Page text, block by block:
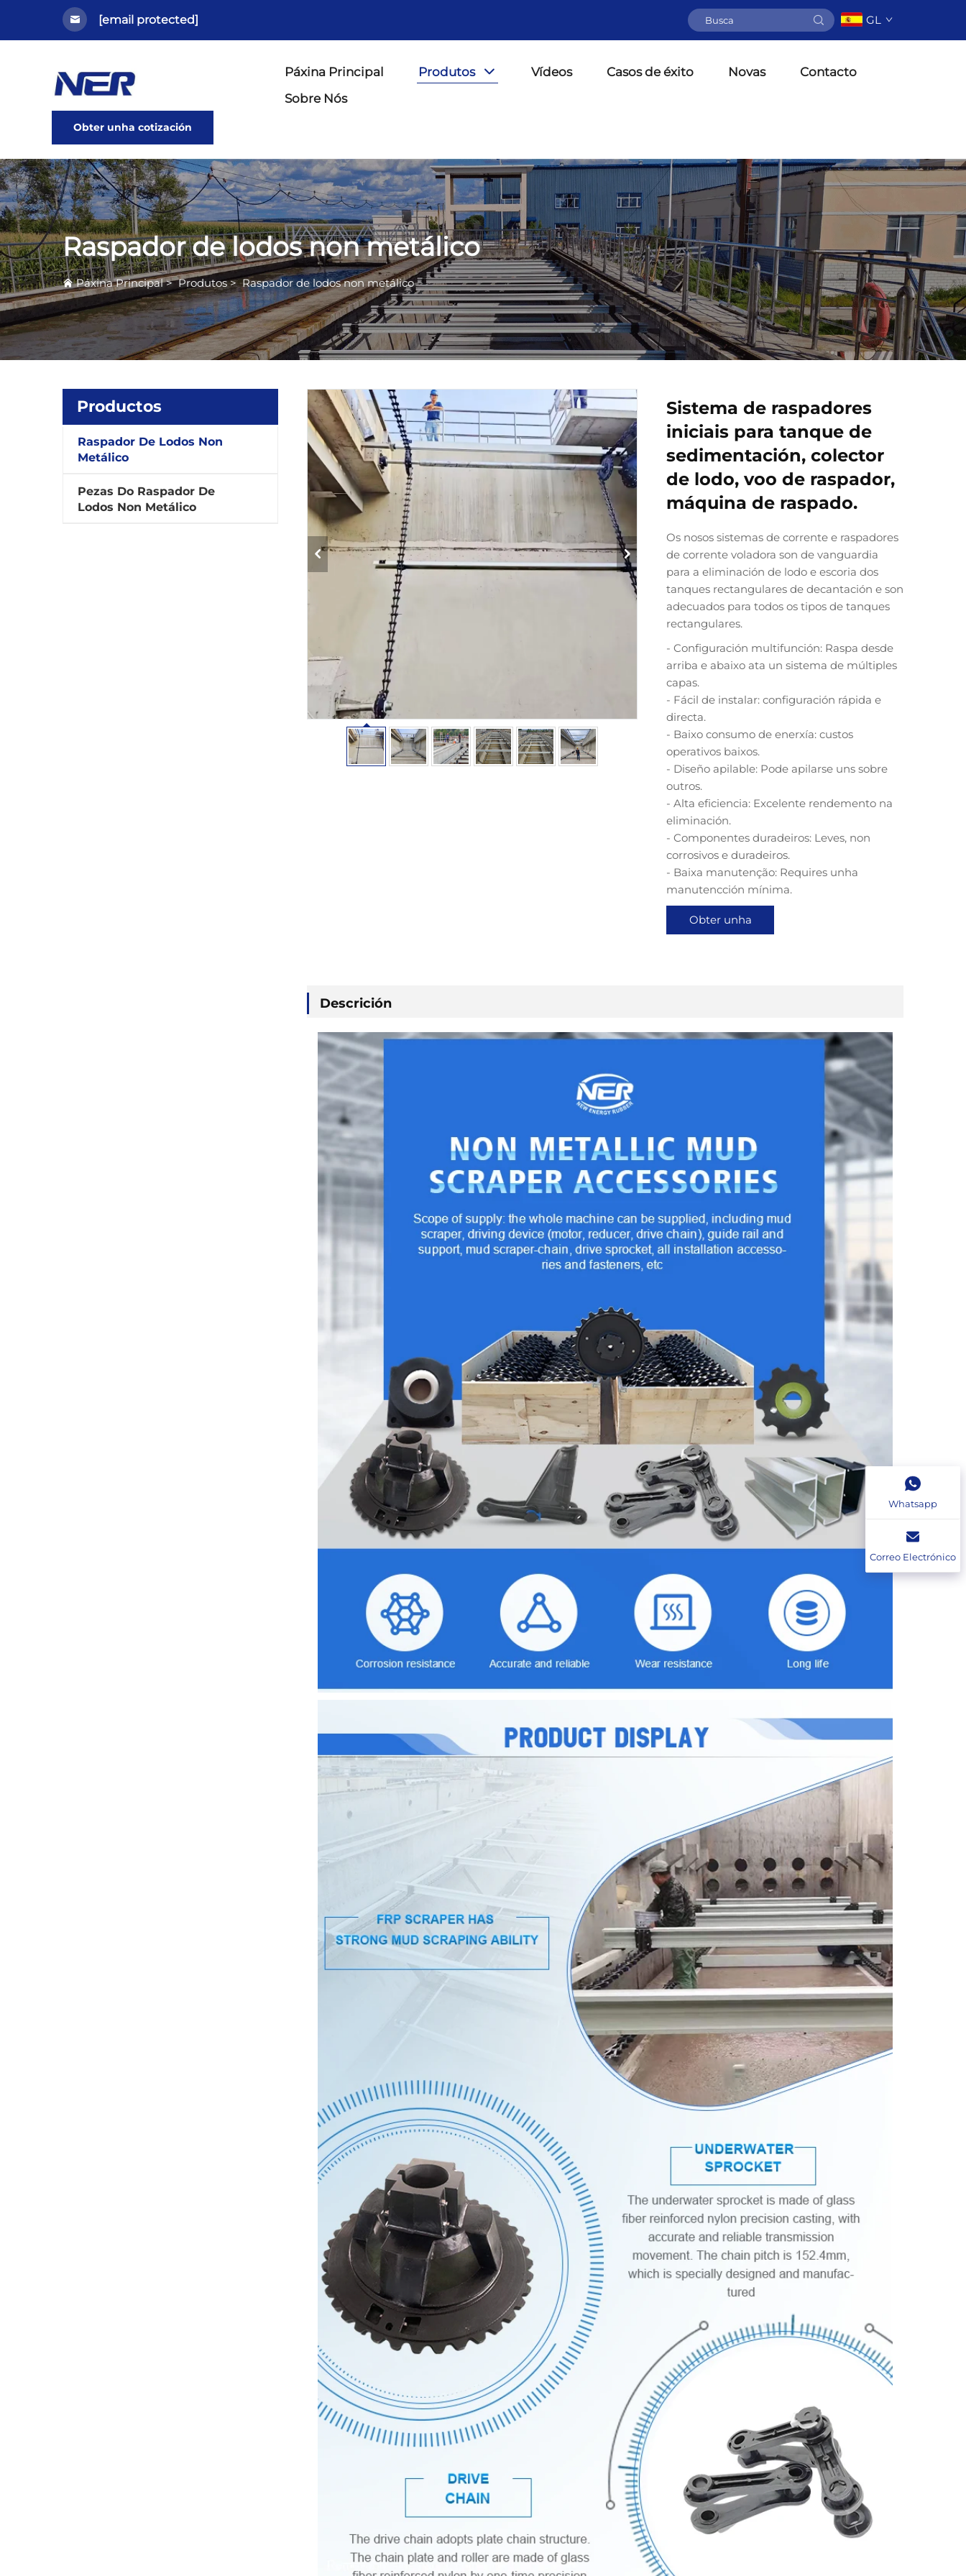
[email protected] GL
Páxina Principal Produtos Vídeos Casos de éxito Novas
Contacto
Sobre Nós
Obter unha cotización
Raspador de lodos non metálico
Páxina Principal>Produtos>Raspador de lodos non metálico
Productos
Raspador De Lodos Non
Metálico
Pezas Do Raspador De
Lodos Non Metálico
Sistema de raspadores
iniciais para tanque de
sedimentación, colector
de lodo, voo de raspador,
máquina de raspado.
Os nosos sistemas de corrente e raspadores
de corrente voladora son de vanguardia
para a eliminación de lodo e escoria dos
tanques rectangulares de decantación e son
adecuados para todos os tipos de tanques
rectangulares.
- Configuración multifunción: Raspa desde
arriba e abaixo ata un sistema de múltiples
capas.
- Fácil de instalar: configuración rápida e
directa.
- Baixo consumo de enerxía: custos
operativos baixos.
- Diseño apilable: Pode apilarse uns sobre
outros.
- Alta eficiencia: Excelente rendemento na
eliminación.
- Componentes duradeiros: Leves, non
corrosivos e duradeiros.
- Baixa manutenção: Requires unha
manutencción mínima.
Obter unha
Descrición
Whatsapp
Correo Electrónico